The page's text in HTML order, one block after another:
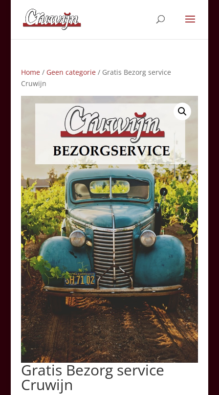
Home/ Geen categorie/ Gratis Bezorg service
Cruwijn
Gratis Bezorg service
Cruwijn